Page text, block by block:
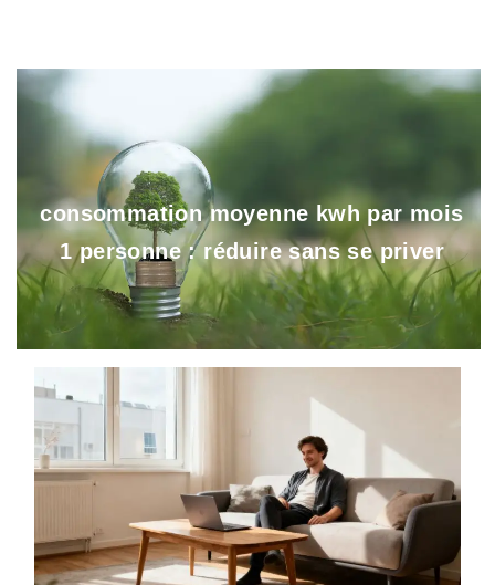
consommation moyenne kwh par mois
1 personne : réduire sans se priver